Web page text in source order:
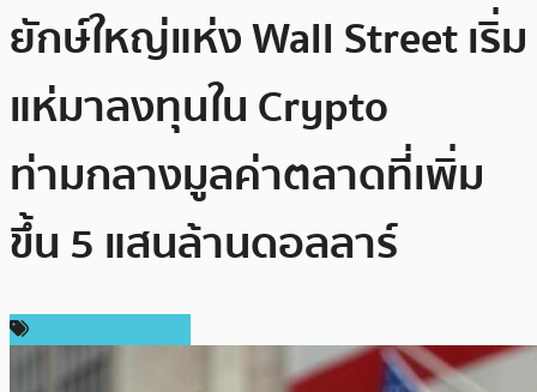
ยักษ์ใหญ่แห่ง Wall Street เริ่ม
แห่มาลงทุนใน Crypto
ท่ามกลางมูลค่าตลาดที่เพิ่ม
ขึ้น 5 แสนล้านดอลลาร์